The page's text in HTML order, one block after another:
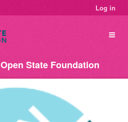
Log in
Open State Foundation